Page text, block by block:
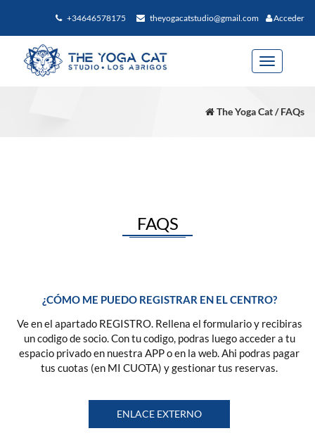
+34646578175 theyogacatstudio@gmail.com Acceder
Toggle
navigation
The Yoga Cat / FAQs
FAQS
¿CÓMO ME PUEDO REGISTRAR EN EL CENTRO?
Ve en el apartado REGISTRO. Rellena el formulario y recibiras
un codigo de socio. Con tu codigo, podras luego acceder a tu
espacio privado en nuestra APP o en la web. Ahi podras pagar
tus cuotas (en MI CUOTA) y gestionar tus reservas.
ENLACE EXTERNO